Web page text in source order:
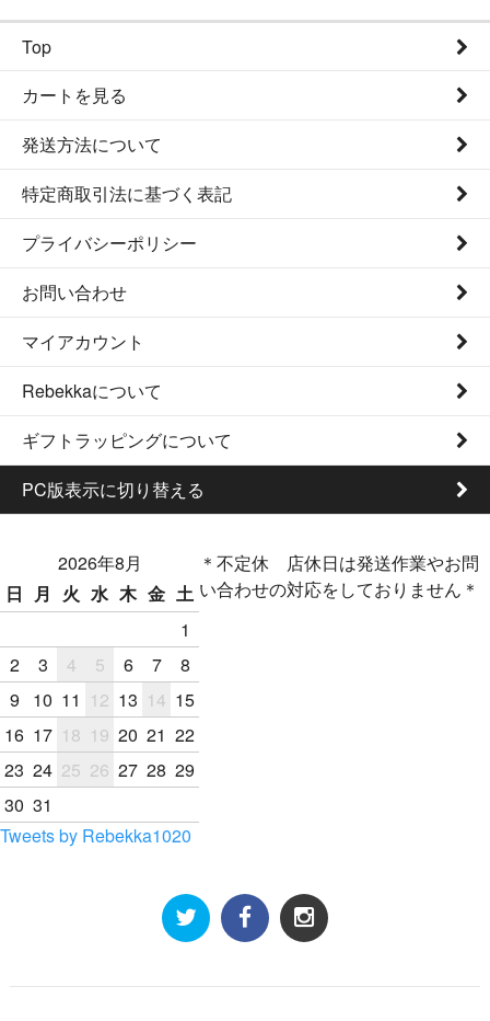
Top
カートを見る
発送方法について
特定商取引法に基づく表記
プライバシーポリシー
お問い合わせ
マイアカウント
Rebekkaについて
ギフトラッピングについて
PC版表示に切り替える
2026年8月
日
月 火 水 木 金 土
1
2
3 4 5 6 7
8
9
10 11 12 13 14 15
16 17 18 19 20 21 22
23 24 25 26 27 28 29
30 31
＊不定休 店休日は発送作業やお問
い合わせの対応をしておりません＊
Tweets by Rebekka1020